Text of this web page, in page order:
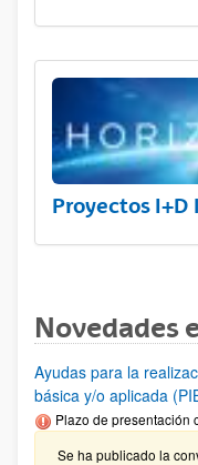
Proyectos
Novedades
Ayudas para la
básica y/o aplicada
Plazo de presentación
Se ha publicado la